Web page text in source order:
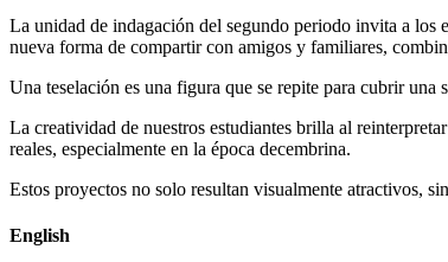
La unidad de indagación del segundo periodo invita a los
nueva forma de compartir con amigos y familiares,
Una teselación es una figura que se repite para cubrir
La creatividad de nuestros estudiantes brilla al
reales, especialmente en la época decembrina.
Estos proyectos no solo resultan visualmente atractivos,
English